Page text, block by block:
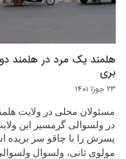
هلمند یک مرد در هلمند
بری
۲۳ جوزا ۱۴۰۱
مسئولان محلی در ولایت
در ولسوالی گرمسیر این
پسرش را با چاقو سر بریده
مولوی ثانی، ولسوال